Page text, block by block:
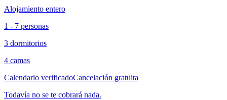
Alojamiento entero
1 - 7 personas
3 dormitorios
4 camas
Calendario verificadoCancelación gratuita
Todavía no se te cobrará nada.